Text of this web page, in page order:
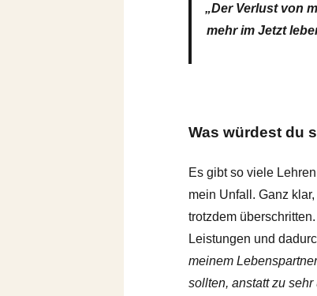
„Der Verlust von
mehr im Jetzt
Was würdest du
Es gibt so viele
mein Unfall. Ganz
trotzdem
Leistungen und
meinem
sollten, anstatt zu